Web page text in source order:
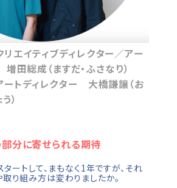
リエイティブディレクター／アー
田総成（ますだ・ふさなり）
ートディレクター 大橋謙譲（お
）
分に寄せられる期待
トして、まもなく1年ですが、それ
り組み方は変わりましたか。